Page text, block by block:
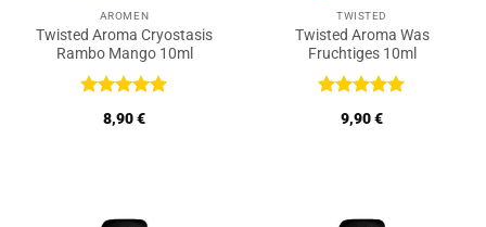
AROMEN
Twisted Aroma Cryostasis
Rambo Mango 10ml
Bewertet
mit5von
8,90€
TWISTED
Twisted Aroma Was
Fruchtiges 10ml
Bewertet
mit5von
9,90€